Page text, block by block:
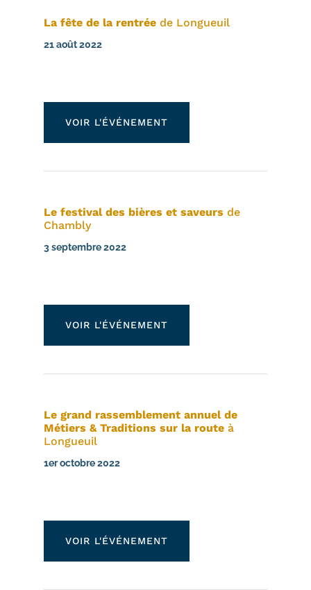
La fête de la rentréede Longueuil
21 août 2022
VOIR L'ÉVÉNEMENT
Le festival des bières et saveurs de
Chambly
3 septembre 2022
VOIR L'ÉVÉNEMENT
Le grand rassemblement annuel de
Métiers & Traditions sur la routeà
Longueuil
1er octobre 2022
VOIR L'ÉVÉNEMENT